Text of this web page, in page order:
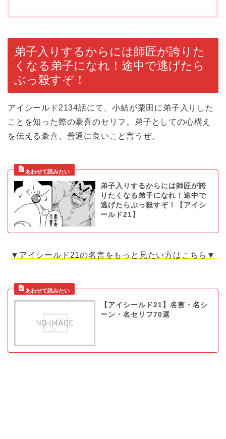
弟子入りするからには師匠が誇りた
くなる弟子になれ！途中で逃げたら
ぶっ殺すぞ！
アイシールド2134話にて、小結が栗田に弟子入りした
ことを知った際の豪喜のセリフ。弟子としての心構え
を伝える豪喜。普通に良いこと言うぜ。
弟子入りするからには師匠が誇
りたくなる弟子になれ！途中で
逃げたらぶっ殺すぞ！【アイシ
ールド21】
▼アイシールド21の名言をもっと見たい方はこちら▼
【アイシールド21】名言・名シ
ーン・名セリフ70選